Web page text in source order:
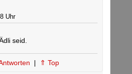
Uhr
seid.
| ⇑ Top